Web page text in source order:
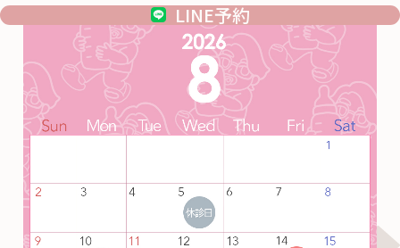
LINE予約